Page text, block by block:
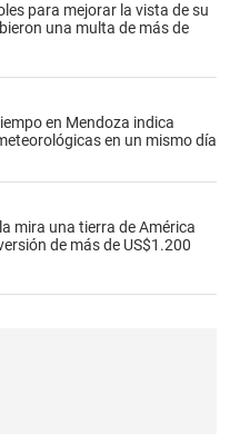
para mejorar la vista de su
una multa de más de
en Mendoza indica
en un mismo día
mira una tierra de América
de más de US$1.200